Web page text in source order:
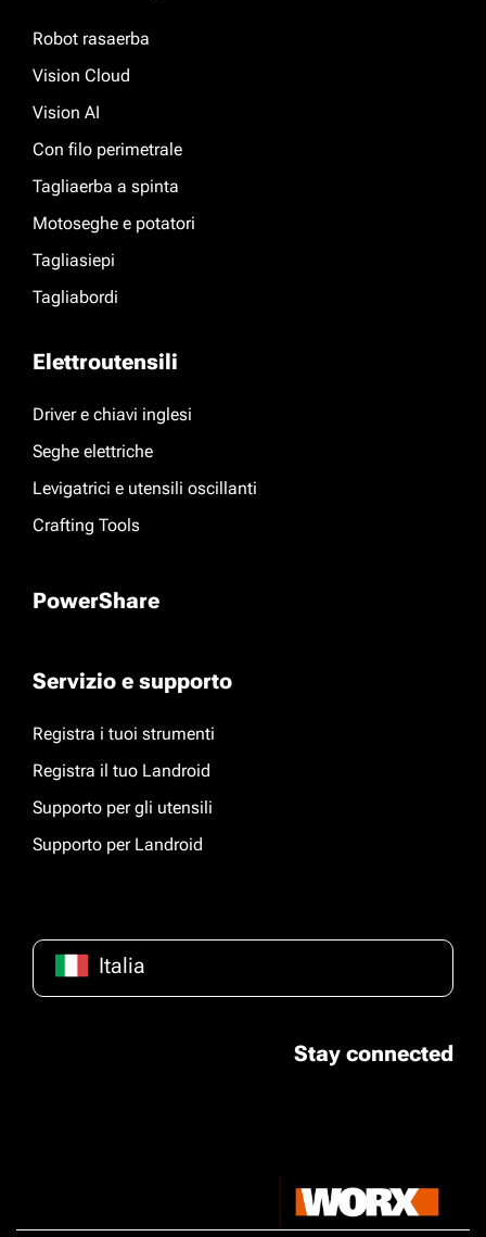
Robot rasaerba
Vision Cloud
Vision AI
Con filo perimetrale
Tagliaerba a spinta
Motoseghe e potatori
Tagliasiepi
Tagliabordi
Elettroutensili
Driver e chiavi inglesi
Seghe elettriche
Levigatrici e utensili oscillanti
Crafting Tools
PowerShare
Servizio e supporto
Registra i tuoi strumenti
Registra il tuo Landroid
Supporto per gli utensili
Supporto per Landroid
Italia
Stay connected